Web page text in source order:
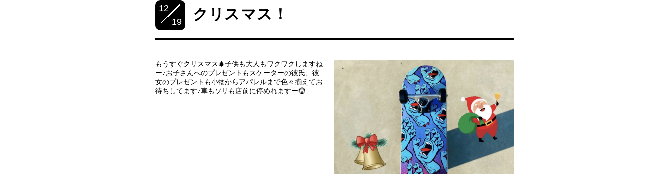
12
19
クリスマス！
もうすぐクリスマス🎄子供も大人もワクワクしますね
ー♪お子さんへのプレゼントもスケーターの彼氏、彼
女のプレゼントも小物からアパレルまで色々揃えてお
待ちしてます♪車もソリも店前に停めれますー🤶